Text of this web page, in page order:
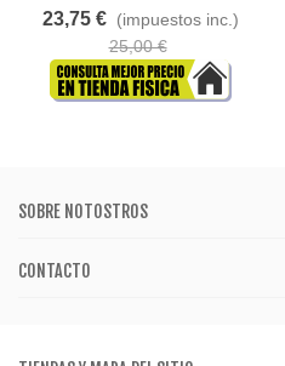
23,75 € (impuestos inc.)
25,00 €
SOBRE NOTOSTROS
CONTACTO